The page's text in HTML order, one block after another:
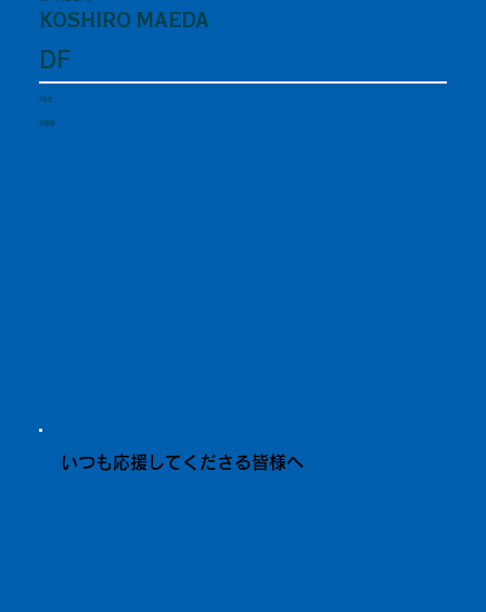
KOSHIRO MAEDA
DF
3年生
兵庫県
いつも応援してくださる皆様へ